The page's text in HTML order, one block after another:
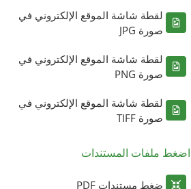
لقطة شاشة الموقع الإلكتروني في
صورة JPG
لقطة شاشة الموقع الإلكتروني في
صورة PNG
لقطة شاشة الموقع الإلكتروني في
صورة TIFF
اضغط ملفات المستندات
ضغط مستندات PDF